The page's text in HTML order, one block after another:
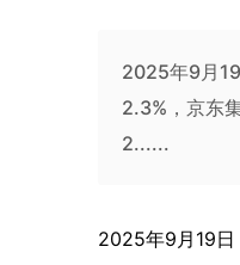
2025年9月
2.3%，京东
2......
2025年9月19日